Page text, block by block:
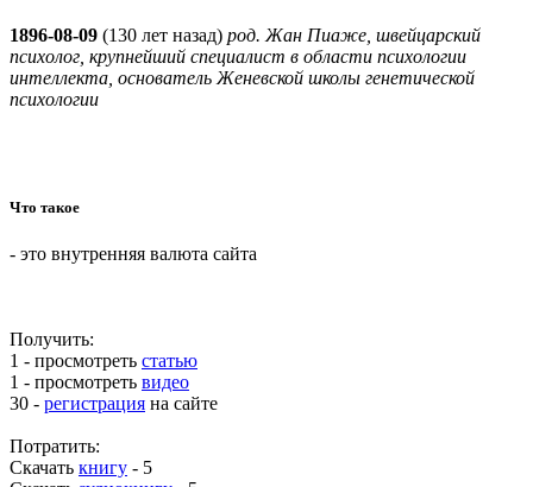
1896-08-09 (130 лет назад) род. Жан Пиаже, швейцарский
психолог, крупнейший специалист в области психологии
интеллекта, основатель Женевской школы генетической
психологии
Что такое
- это внутренняя валюта сайта
Получить:
1 - просмотреть статью
1 - просмотреть видео
30 - регистрация на сайте
Потратить:
Скачать книгу - 5